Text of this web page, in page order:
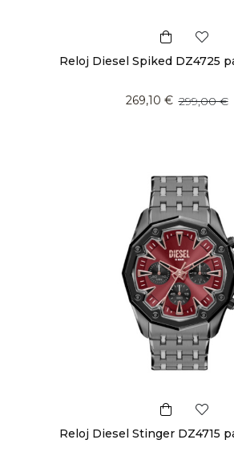
Reloj Diesel Spiked DZ4725
269,10 € 299,00 €
Reloj Diesel Stinger DZ4715